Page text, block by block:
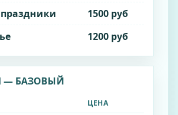
1500 руб
1200 руб
— БАЗОВЫЙ
ЦЕНА